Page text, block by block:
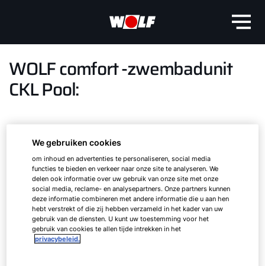
WOLF comfort -zwembadunit
CKL Pool:
Cemfortabel en energiezuinig
Opstellen, verbinden & klaar. De CKL-serie van
WOLF met warmteterugwinning is de ideale
oplossing voor de comfortabele en
energiezuinige ventilatie van de meest
uiteenlopende gebouwen.
We gebruiken cookies
om inhoud en advertenties te personaliseren, social media
functies te bieden en verkeer naar onze site te analyseren. We
delen ook informatie over uw gebruik van onze site met onze
social media, reclame- en analysepartners. Onze partners kunnen
deze informatie combineren met andere informatie die u aan hen
hebt verstrekt of die zij hebben verzameld in het kader van uw
gebruik van de diensten. U kunt uw toestemming voor het
gebruik van cookies te allen tijde intrekken in het
privacybeleid.